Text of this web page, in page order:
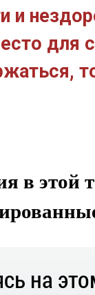
и
для
в этой
на